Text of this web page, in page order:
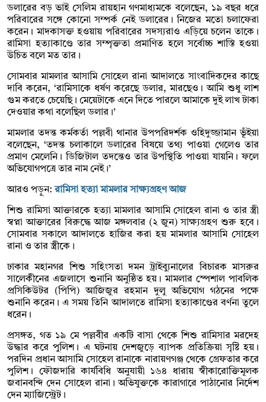
ডলারের বড় ভাই সেলিম রায়হান গণমাধ্যমকে বলেছেন, ১৯ বছর ধরে
পরিবারের সঙ্গে কোনো সম্পর্ক নেই ডলারের। নিজের মতো চলাফেরা
করেন। মাদকাসক্ত হওয়ায় পরিবারের সদস্যরাও এড়িয়ে চলেন তাকে।
রামিসা হত্যাকাণ্ডে তার সম্পৃক্ততা প্রমাণিত হলে সর্বোচ্চ শাস্তি হওয়া
উচিত বলে মত তার।
সোমবার মামলার আসামি সোহেল রানা আদালতে সাংবাদিকদের কাছে
দাবি করেন, ‘রামিসাকে ধর্ষণ করেছে ডলার, মারছেও। আমি শুধু লাশ
গুম করতে চেয়েছি। মেয়েটাকে এনে দিতে পারলে আমাকে দুই লাখ টাকা
দেওয়ার কথা বলেছিল ডলার।’
মামলার তদন্ত কর্মকর্তা পল্লবী থানার উপপরিদর্শক ওহিদুজ্জামান ভূঁইয়া
বলেছেন, ‘তদন্ত চলাকালে ডলারের বিষয়ে তথ্য পাওয়া গেলেও তার
প্রমাণ মেলেনি। ডিজিটাল তদন্তেও তার উপস্থিতি পাওয়া যায়নি। ফলে
অভিযোগপত্রে তার নাম নেই।’
আরও পড়ুন:রামিসা হত্যা মামলার সাক্ষ্যগ্রহণ আজ
শিশু রামিসা আক্তারকে হত্যা মামলার আসামি সোহেল রানা ও তার স্ত্রী
স্বপ্না আক্তারের বিরুদ্ধে আজ মঙ্গলবার (২ জুন) সাক্ষ্যগ্রহণ শুরু হবে।
সোমবার সকালে আদালতে হাজির করা হয় মামলার আসামি সোহেল
রানা ও তার স্ত্রীকে।
ঢাকার মহানগর শিশু সহিংসতা দমন ট্রাইব্যুনালের বিচারক মাসরুর
সালেকীনের এজলাসে শুনানি অনুষ্ঠিত হয়। মামলার স্পেশাল পাবলিক
প্রসিকিউটর (পিপি) আজিজুর রহমান দুলু অভিযোগ গঠনের পক্ষে
শুনানি করেন। এ সময় তিনি আদালতে রামিসা হত্যাকাণ্ডের বর্ণনা তুলে
ধরেন।
প্রসঙ্গত, গত ১৯ মে পল্লবীর একটি বাসা থেকে শিশু রামিসার মরদেহ
উদ্ধার করে পুলিশ। এ ঘটনায় দেশজুড়ে ব্যাপক প্রতিক্রিয়া সৃষ্টি হয়।
পরদিন প্রধান আসামি সোহেল রানাকে নারায়ণগঞ্জ থেকে গ্রেফতার করে
পুলিশ। ফৌজদারি কার্যবিধি অনুযায়ী ১৬৪ ধারায় স্বীকারোক্তিমূলক
জবানবন্দি দেন সোহেল রানা। অভিযুক্তকে কারাগারে পাঠানোর নির্দেশ
দেন ম্যাজিস্ট্রেট।